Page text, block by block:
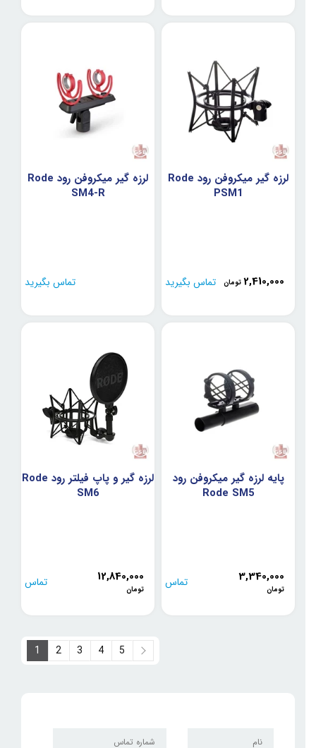
لرزه گیر میکروفن رود Rode
PSM1
2,410,000 تومان تماس بگیرید
لرزه گیر میکروفن رود Rode
SM4-R
تماس بگیرید
پایه لرزه گیر میکروفن رود
Rode SM5
3,340,000
تومان تماس
لرزه گیر و پاپ فیلتر رود Rode
SM6
12,840,000
تومان تماس
1
2 3 4
5